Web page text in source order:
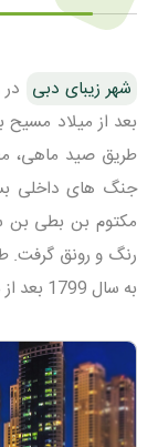
شهر زیبای دبی
بعد از میلاد مسیح
طریق صید ماهی،
جنگ های داخلی
مکتوم بن بطی بن
رنگ و رونق گرفت.
به سال 1799 بعد از میلاد مسیح می رسد.